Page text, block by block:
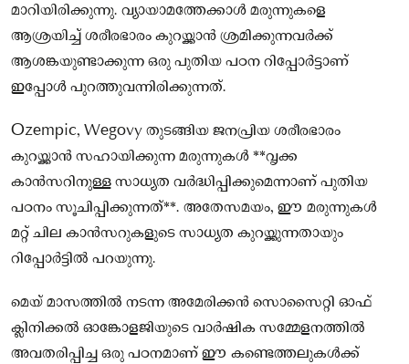
മാറിയിരിക്കുന്നു. വ്യായാമത്തേക്കാൾ മരുന്നുകളെ
ആശ്രയിച്ച് ശരീരഭാരം കുറയ്ക്കാൻ ശ്രമിക്കുന്നവർക്ക്
ആശങ്കയുണ്ടാക്കുന്ന ഒരു പുതിയ പഠന റിപ്പോർട്ടാണ്
ഇപ്പോൾ പുറത്തുവന്നിരിക്കുന്നത്.
Ozempic, Wegovy തുടങ്ങിയ ജനപ്രിയ ശരീരഭാരം
കുറയ്ക്കാൻ സഹായിക്കുന്ന മരുന്നുകൾ **വൃക്ക
കാൻസറിനുള്ള സാധ്യത വർദ്ധിപ്പിക്കുമെന്നാണ് പുതിയ
പഠനം സൂചിപ്പിക്കുന്നത്**. അതേസമയം, ഈ മരുന്നുകൾ
മറ്റ് ചില കാൻസറുകളുടെ സാധ്യത കുറയ്ക്കുന്നതായും
റിപ്പോർട്ടിൽ പറയുന്നു.
മെയ് മാസത്തിൽ നടന്ന അമേരിക്കൻ സൊസൈറ്റി ഓഫ്
ക്ലിനിക്കൽ ഓങ്കോളജിയുടെ വാർഷിക സമ്മേളനത്തിൽ
അവതരിപ്പിച്ച ഒരു പഠനമാണ് ഈ കണ്ടെത്തലുകൾക്ക്